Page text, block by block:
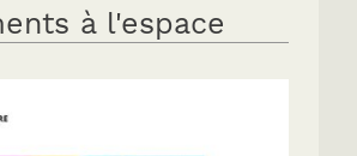
à l'espace